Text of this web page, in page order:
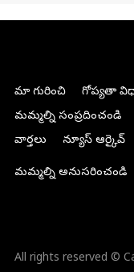
మా గురించి గోప్యతా
మమ్మల్ని సంప్రదించండి
వార్తలు
న్యూస్ ఆర్కైవ్
మమ్మల్ని అనుసరించండి
All rights reserved ©